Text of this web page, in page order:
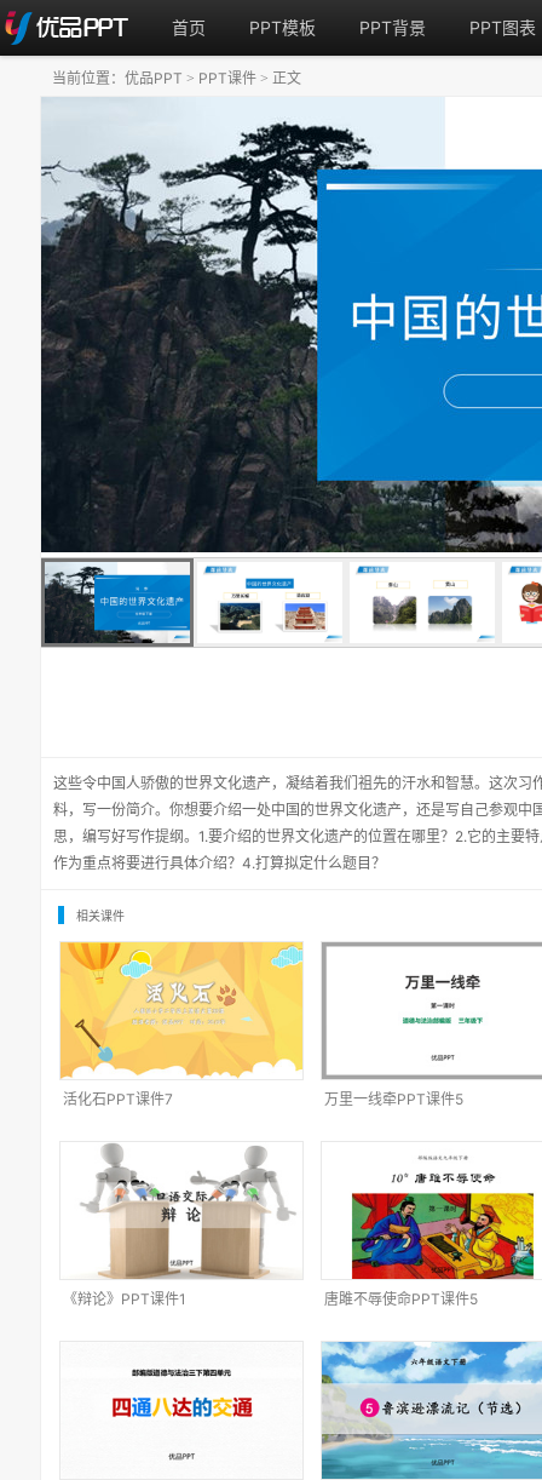
首页 PPT模板 PPT背景 PPT图表
这些令中国人骄傲的世界文化遗产，凝结着我们祖先的汗水和智慧。这次
料，写一份简介。你想要介绍一处中国的世界文化遗产，还是写自己参观
思，编写好写作提纲。1.要介绍的世界文化遗产的位置在哪里？2.它的主要
作为重点将要进行具体介绍？4.打算拟定什么题目？
当前位置： 优品PPT > PPT课件 > 正文
相关课件
活化石PPT课件7 万里一线牵PPT课件5
《辩论》PPT课件1 唐雎不辱使命PPT课件5